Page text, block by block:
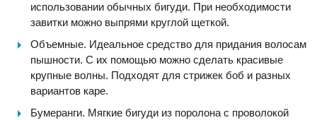
использовании обычных бигуди. При необходимости
завитки можно выпрями круглой щеткой.
Объемные. Идеальное средство для придания волосам
пышности. С их помощью можно сделать красивые
крупные волны. Подходят для стрижек боб и разных
вариантов каре.
Бумеранги. Мягкие бигуди из поролона с проволокой